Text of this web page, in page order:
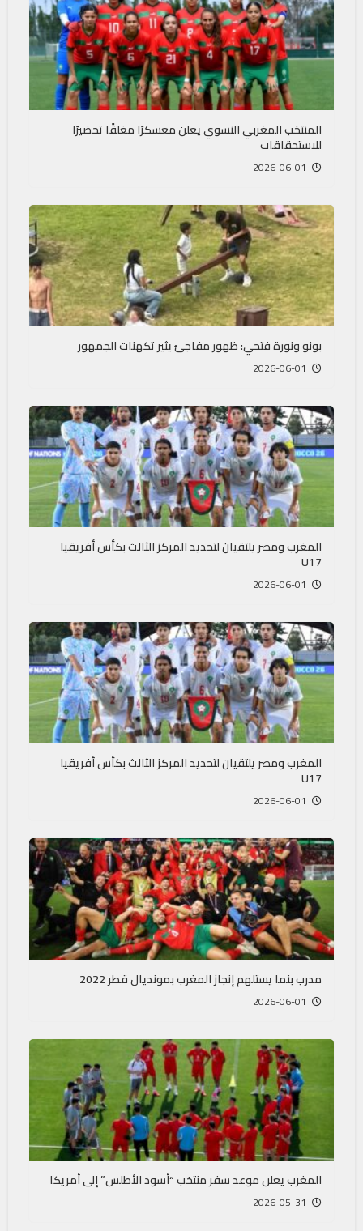
المنتخب المغربي النسوي يعلن معسكرًا مغلقًا تحضيرًا
للاستحقاقات
بونو ونورة فتحي: ظهور مفاجئ يثير تكهنات الجمهور
المغرب ومصر يلتقيان لتحديد المركز الثالث بكأس أفريقيا
U17
المغرب ومصر يلتقيان لتحديد المركز الثالث بكأس أفريقيا
U17
مدرب بنما يستلهم إنجاز المغرب بمونديال قطر 2022
المغرب يعلن موعد سفر منتخب “أسود الأطلس” إلى أمريكا